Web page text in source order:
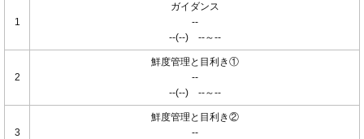
1
ガイダンス
--
--(--) --～--
2
鮮度管理と目利き①
--
--(--) --～--
3
鮮度管理と目利き②
--